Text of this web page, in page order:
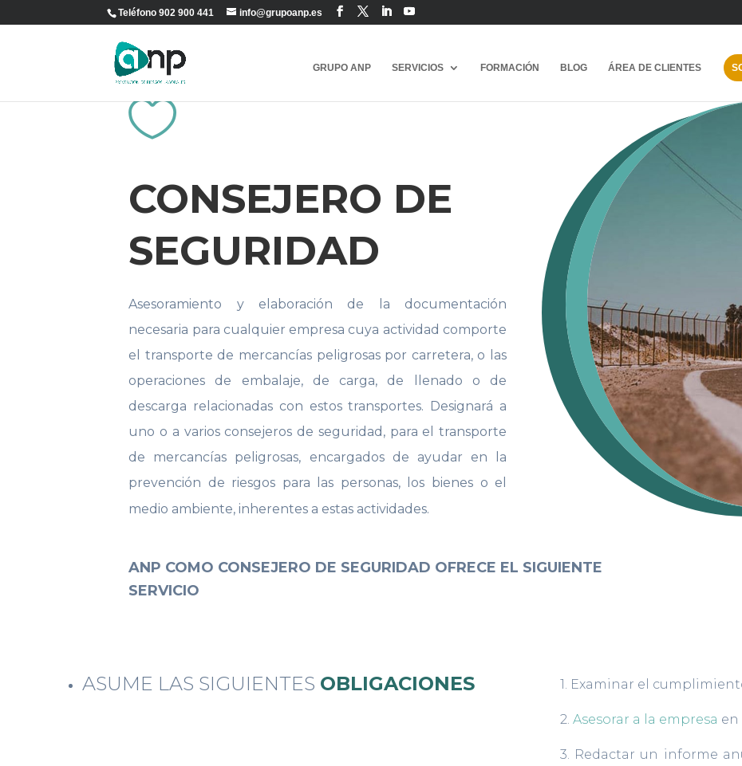
Teléfono 902 900 441 info@grupoanp.es
GRUPO ANP SERVICIOS FORMACIÓN BLOG ÁREA DE CLIENTES

CONSEJERO DE
SEGURIDAD
Asesoramiento y elaboración de la documentación
necesaria para cualquier empresa cuya actividad comporte
el transporte de mercancías peligrosas por carretera, o las
operaciones de embalaje, de carga, de llenado o de
descarga relacionadas con estos transportes. Designará a
uno o a varios consejeros de seguridad, para el transporte
de mercancías peligrosas, encargados de ayudar en la
prevención de riesgos para las personas, los bienes o el
medio ambiente, inherentes a estas actividades.
ANP COMO CONSEJERO DE SEGURIDAD OFRECE EL SIGUIENTE
SERVICIO
ASUME LAS SIGUIENTES OBLIGACIONES 1. Examinar el
2. Asesorar a la empresa en
3. Redactar un informe